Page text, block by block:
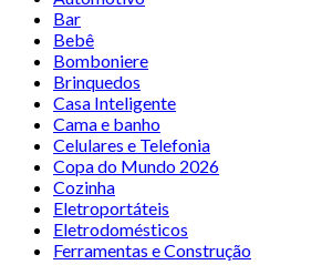
Bar
Bebê
Bomboniere
Brinquedos
Casa Inteligente
Cama e banho
Celulares e Telefonia
Copa do Mundo 2026
Cozinha
Eletroportáteis
Eletrodomésticos
Ferramentas e Construção